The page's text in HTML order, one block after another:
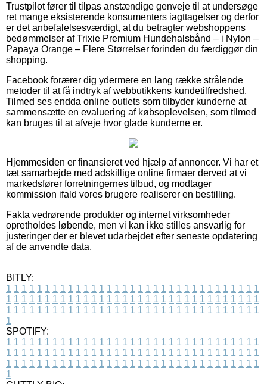
Trustpilot fører til tilpas anstændige genveje til at undersøge
ret mange eksisterende konsumenters iagttagelser og derfor
er det anbefalelsesværdigt, at du betragter webshoppens
bedømmelser af Trixie Premium Hundehalsbånd – i Nylon –
Papaya Orange – Flere Størrelser forinden du færdiggør din
shopping.
Facebook forærer dig ydermere en lang række strålende
metoder til at få indtryk af webbutikkens kundetilfredshed.
Tilmed ses endda online outlets som tilbyder kunderne at
sammensætte en evaluering af købsoplevelsen, som tilmed
kan bruges til at afveje hvor glade kunderne er.
Hjemmesiden er finansieret ved hjælp af annoncer. Vi har et
tæt samarbejde med adskillige online firmaer derved at vi
markedsfører forretningernes tilbud, og modtager
kommission ifald vores brugere realiserer en bestilling.
Fakta vedrørende produkter og internet virksomheder
opretholdes løbende, men vi kan ikke stilles ansvarlig for
justeringer der er blevet udarbejdet efter seneste opdatering
af de anvendte data.
BITLY:
1 1 1 1 1 1 1 1 1 1 1 1 1 1 1 1 1 1 1 1 1 1 1 1 1 1 1 1 1 1 1 1 1
1 1 1 1 1 1 1 1 1 1 1 1 1 1 1 1 1 1 1 1 1 1 1 1 1 1 1 1 1 1 1 1 1
1 1 1 1 1 1 1 1 1 1 1 1 1 1 1 1 1 1 1 1 1 1 1 1 1 1 1 1 1 1 1 1 1
1
SPOTIFY:
1 1 1 1 1 1 1 1 1 1 1 1 1 1 1 1 1 1 1 1 1 1 1 1 1 1 1 1 1 1 1 1 1
1 1 1 1 1 1 1 1 1 1 1 1 1 1 1 1 1 1 1 1 1 1 1 1 1 1 1 1 1 1 1 1 1
1 1 1 1 1 1 1 1 1 1 1 1 1 1 1 1 1 1 1 1 1 1 1 1 1 1 1 1 1 1 1 1 1
1